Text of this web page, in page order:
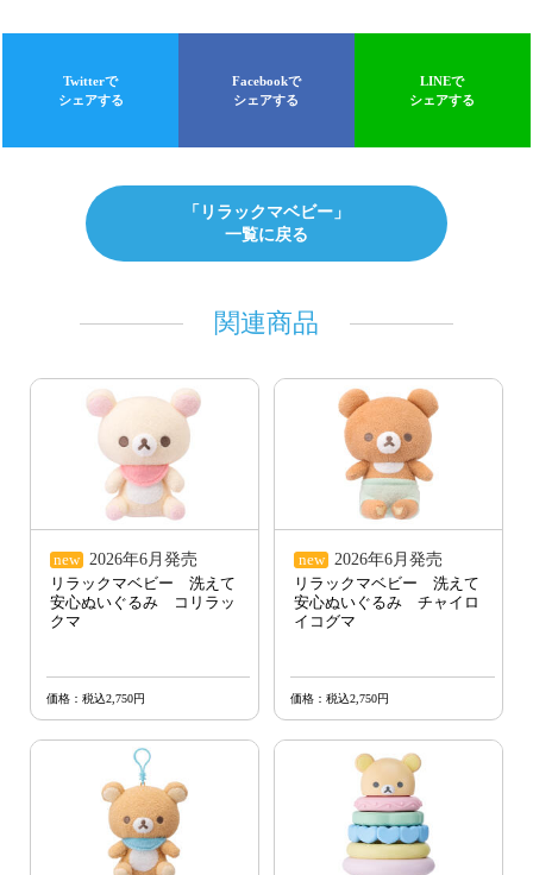
Twitterで
シェアする
Facebookで
シェアする
LINEで
シェアする
「リラックマベビー」
一覧に戻る
関連商品
new 2026年6月発売
リラックマベビー 洗えて
安心ぬいぐるみ コリラッ
クマ
価格：税込2,750円
new 2026年6月発売
リラックマベビー 洗えて
安心ぬいぐるみ チャイロ
イコグマ
価格：税込2,750円